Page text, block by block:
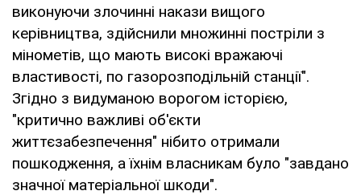
виконуючи злочинні накази вищого
керівництва, здійснили множинні постріли з
мінометів, що мають високі вражаючі
властивості, по газорозподільній станції".
Згідно з видуманою ворогом історією,
"критично важливі об'єкти
життєзабезпечення" нібито отримали
пошкодження, а їхнім власникам було "завдано
значної матеріальної шкоди".